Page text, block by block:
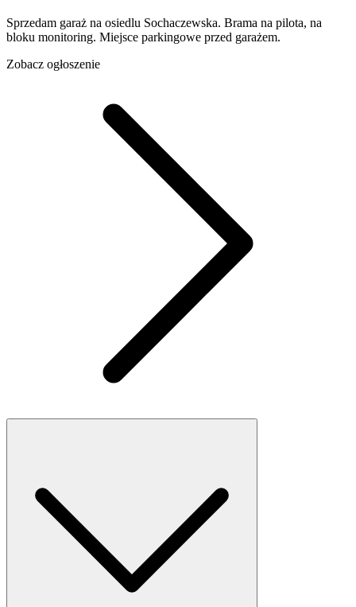
Sprzedam garaż na osiedlu Sochaczewska. Brama na pilota, na
bloku monitoring. Miejsce parkingowe przed garażem.
Zobacz ogłoszenie